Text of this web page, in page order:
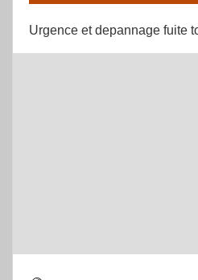
Urgence et depannage fuite